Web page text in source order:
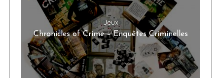
Jeux
Chronicles of Crime – Enquêtes Criminelles